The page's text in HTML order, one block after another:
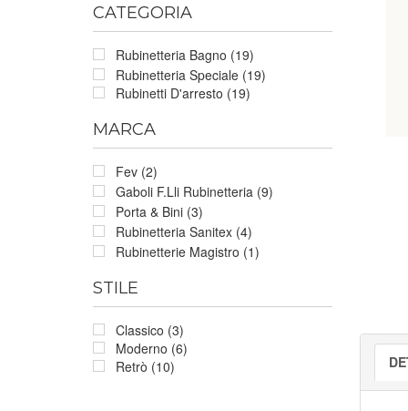
CATEGORIA
Rubinetteria Bagno (19)
Rubinetteria Speciale (19)
Rubinetti D'arresto (19)
MARCA
Fev (2)
Gaboli F.Lli Rubinetteria (9)
Porta & Bini (3)
Rubinetteria Sanitex (4)
Rubinetterie Magistro (1)
STILE
Classico (3)
Moderno (6)
Retrò (10)